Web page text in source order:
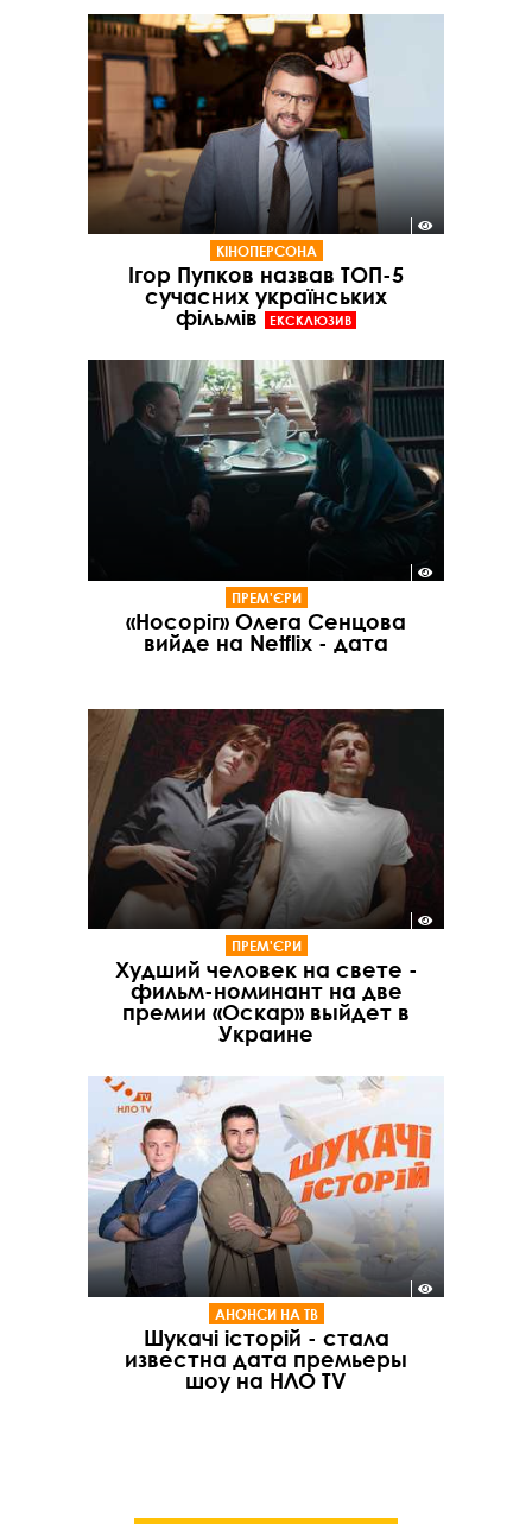
КІНОПЕРСОНА
Ігор Пупков назвав ТОП-5
сучасних українських
фільмів
ЕКСКЛЮЗИВ
ПРЕМ'ЄРИ
«Носоріг» Олега Сенцова
вийде на Netflix - дата
ПРЕМ'ЄРИ
Худший человек на свете -
фильм-номинант на две
премии «Оскар» выйдет в
Украине
АНОНСИ НА ТВ
Шукачі історій - стала
известна дата премьеры
шоу на НЛО TV